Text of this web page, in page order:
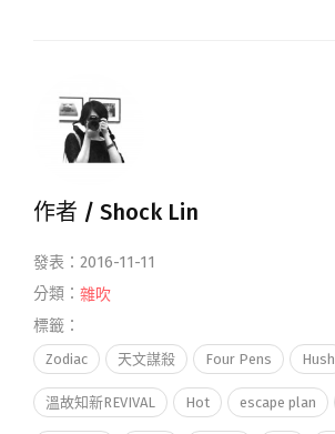
作者 / Shock Lin
發表：2016-11-11
分類： 雜吹
標籤：
Zodiac 天文謀殺 Four Pens Hush
溫故知新REVIVAL Hot escape plan